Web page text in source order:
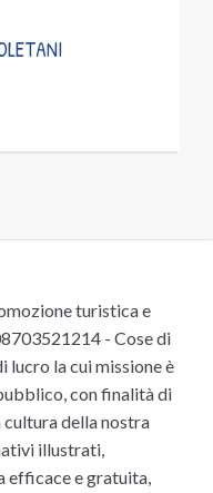
turistica e
- Cose di
lucro la cui missione è
con finalità di
cultura della nostra
illustrati,
efficace e gratuita,